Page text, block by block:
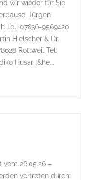
wir wieder für Sie
Jürgen
Tel. 07836-9569420
Hielscher & Dr.
Rottweil Tel:
Husar [&he...
vom 26.05.26 –
vertreten durch: